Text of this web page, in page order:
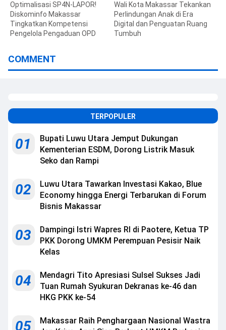
Optimalisasi SP4N-LAPOR!
Diskominfo Makassar
Tingkatkan Kompetensi
Pengelola Pengaduan OPD
Wali Kota Makassar Tekankan
Perlindungan Anak di Era
Digital dan Penguatan Ruang
Tumbuh
COMMENT
TERPOPULER
01
Bupati Luwu Utara Jemput Dukungan
Kementerian ESDM, Dorong Listrik Masuk
Seko dan Rampi
02
Luwu Utara Tawarkan Investasi Kakao, Blue
Economy hingga Energi Terbarukan di Forum
Bisnis Makassar
03
Dampingi Istri Wapres RI di Paotere, Ketua TP
PKK Dorong UMKM Perempuan Pesisir Naik
Kelas
04
Mendagri Tito Apresiasi Sulsel Sukses Jadi
Tuan Rumah Syukuran Dekranas ke-46 dan
HKG PKK ke-54
05
Makassar Raih Penghargaan Nasional Wastra